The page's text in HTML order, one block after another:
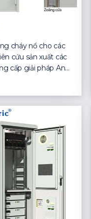
cháy nổ cho các
cứu sản xuất các
cấp giải pháp An